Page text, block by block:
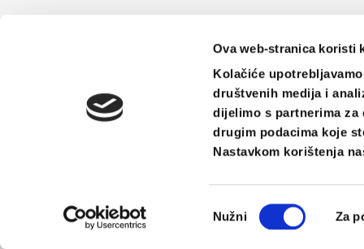
Ova web-stranica koristi
Kolačiće
društvenih medija i
dijelimo s partnerima za
drugim podacima koje
Nastavkom korištenja
pristanka
Nužni Za